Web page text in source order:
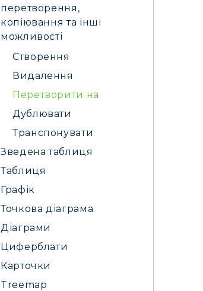
перетворення,
копіювання та інші
можливості
Створення
Видалення
Перетворити на
Дублювати
Транспонувати
Зведена таблиця
Таблиця
Графік
Точкова діаграма
Діаграми
Циферблати
Карточки
Treemap